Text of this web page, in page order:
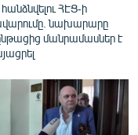
հանձնվելու ՀԷՑ-ի
նախարարը
մանրամասներ է